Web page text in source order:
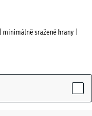
sražené hrany |